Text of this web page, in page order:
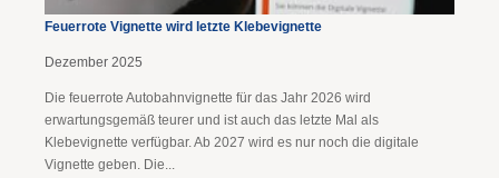
Feuerrote Vignette wird letzte Klebevignette
Dezember 2025
Die feuerrote Autobahnvignette für das Jahr 2026 wird
erwartungsgemäß teurer und ist auch das letzte Mal als
Klebevignette verfügbar. Ab 2027 wird es nur noch die digitale
Vignette geben. Die...